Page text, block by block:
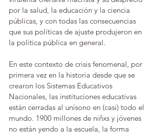
por la salud, la educación y la ciencia
públicas, y con todas las consecuencias
que sus políticas de ajuste produjeron en
la política pública en general.
En este contexto de crisis fenomenal, por
primera vez en la historia desde que se
crearon los Sistemas Educativos
Nacionales, las instituciones educativas
están cerradas al unísono en (casi) todo el
mundo. 1900 millones de niñxs y jóvenes
no están yendo a la escuela, la forma